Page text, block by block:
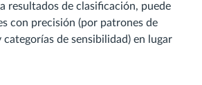
resultados de clasificación, puede
con precisión (por patrones de
categorías de sensibilidad) en lugar